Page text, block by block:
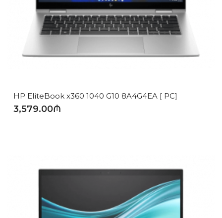
HP EliteBook x360 1040 G10 8A4G4EA [ PC]
3,579.00₼